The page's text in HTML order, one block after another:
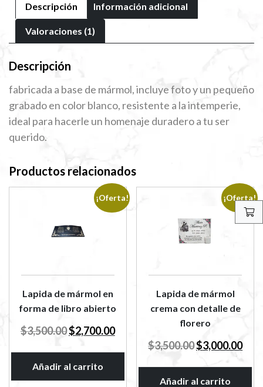
Descripción Información adicional
Valoraciones (1)
Descripción
fabricada a base de mármol, incluye foto y un pequeño
grabado en color blanco, resistente a la intemperie,
ideal para hacerle un homenaje duradero a tu ser
querido.
Productos relacionados
¡Oferta!
Lapida de mármol en
forma de libro abierto
$3,500.00 El
precio
original
era:
$2,700.00El
actual
Añadir al carrito
¡Oferta!
Lapida de mármol
crema con detalle de
florero
$3,500.00 El
precio
original
era:
$3,000.00El
Añadir al carrito